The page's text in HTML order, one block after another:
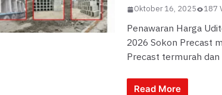
Oktober 16, 2025 187
Penawaran Harga
2026 Sokon Precast
Precast termurah
Read More